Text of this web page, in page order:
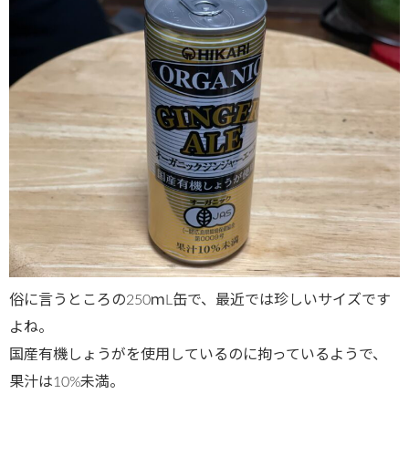
俗に言うところの250ｍL缶で、最近では珍しいサイズです
よね。
国産有機しょうがを使用しているのに拘っているようで、
果汁は10%未満。